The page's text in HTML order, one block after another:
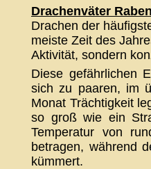
Drachenväter
Drachen der
meiste Zeit des
Aktivität, sondern
Diese gefährlichen
sich zu paaren, im
Monat Trächtigkeit
so groß wie ein
Temperatur von
betragen, während
kümmert.